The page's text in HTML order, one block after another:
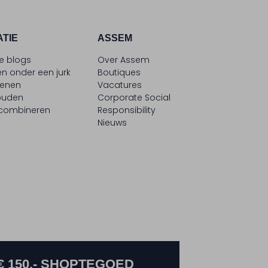
blogs
onder een jurk
ASSEM
Over Assem
Boutiques
Vacatures
Corporate Social
Responsibility
Nieuws
150,- SHOPTEGOED